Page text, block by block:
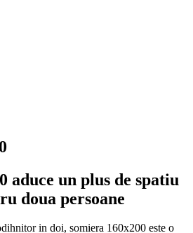
aduce un plus de spatiu
doua persoane
in doi, somiera 160x200 este o